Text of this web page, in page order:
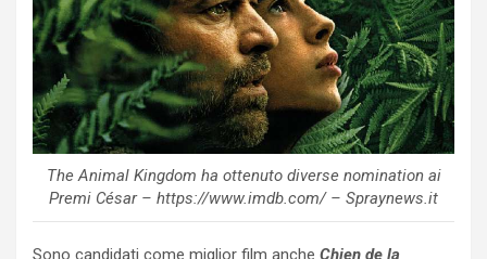
The Animal Kingdom ha ottenuto diverse nomination ai
Premi César – https://www.imdb.com/ – Spraynews.it
Sono candidati come miglior film anche Chien de la